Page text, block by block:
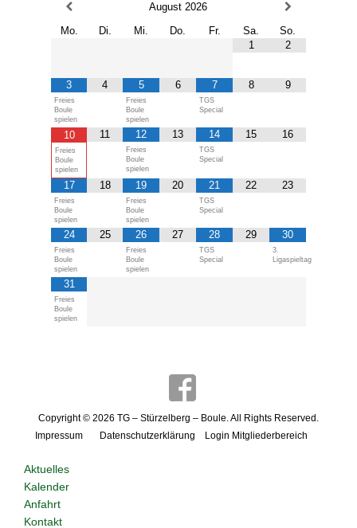
August 2026
Mo.
Di. Mi. Do. Fr. Sa.
So.
1
2
3
Freies
Boule
spielen
4 5
Freies
Boule
spielen
6 7
TGS
Special
8 9
10
Freies
Boule
spielen
11 12
Freies
Boule
spielen
13 14
TGS
Special
15 16
17
Freies
Boule
spielen
18 19
Freies
Boule
spielen
20 21
TGS
Special
22 23
24
Freies
Boule
spielen
25 26
Freies
Boule
spielen
27 28
TGS
Special
29 30
3.
Ligaspieltag
31
Freies
Boule
spielen
Copyright © 2026 TG – Stürzelberg – Boule. All Rights Reserved.
Impressum
Datenschutzerklärung Login Mitgliederbereich
Aktuelles
Kalender
Anfahrt
Kontakt